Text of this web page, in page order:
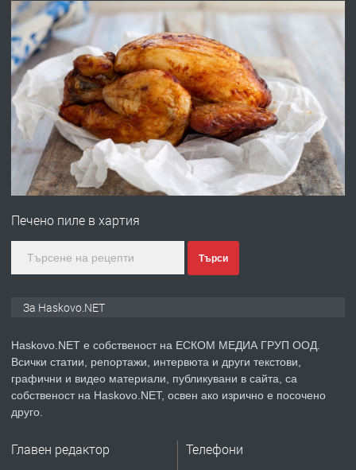
ПРЕДЛАГА Давам гараж под наем
преди 4 дни
ПРЕДЛАГА
№4120 Магазин/Офис под наем в кв.
Любен Каравелов, Хасково-близо до
градската градина!
преди 4 дни
ПРЕДЛАГА
ПРОСТОРЕН ТРИСТАЕН
АПАРТАМЕНТ В НОВА СГРАДА КВ.
КУБА
Хисаря до ток, вода,канализация,
асфалт 0889 537 426
преди 5 дни
СГЛОБЯВАНЕ НА МЕБЕЛИ.
Печено пиле в хартия
Търси
За Haskovo.NET
Haskovo.NET е собственост на ЕСКОМ МЕДИА ГРУП ООД.
Всички статии, репортажи, интервюта и други текстови,
графични и видео материали, публикувани в сайта, са
собственост на Haskovo.NET, освен ако изрично е посочено
друго.
Главен редактор Телефони